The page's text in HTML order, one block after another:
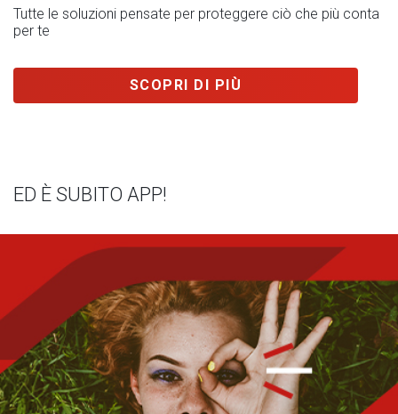
Tutte le soluzioni pensate per proteggere ciò che più conta
per te
SCOPRI DI PIÙ
ED È SUBITO APP!